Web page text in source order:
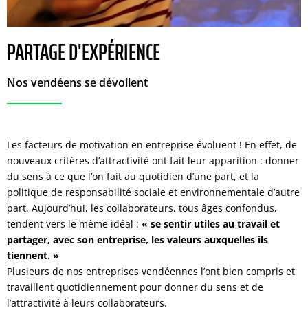
PARTAGE D'EXPÉRIENCE
Nos vendéens se dévoilent
Les facteurs de motivation en entreprise évoluent ! En effet, de
nouveaux critères d’attractivité ont fait leur apparition : donner
du sens à ce que l’on fait au quotidien d’une part, et la
politique de responsabilité sociale et environnementale d’autre
part. Aujourd’hui, les collaborateurs, tous âges confondus,
tendent vers le même idéal : « se sentir utiles au travail et
partager, avec son entreprise, les valeurs auxquelles ils
tiennent. »
Plusieurs de nos entreprises vendéennes l’ont bien compris et
travaillent quotidiennement pour donner du sens et de
l’attractivité à leurs collaborateurs.